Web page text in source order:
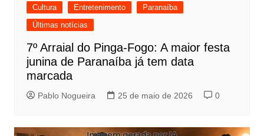
Cultura Entretenimento
Paranaíba
Últimas notícias
7º Arraial do Pinga-Fogo: A maior festa
junina de Paranaíba já tem data
marcada
Pablo Nogueira 25 de maio de 2026 0